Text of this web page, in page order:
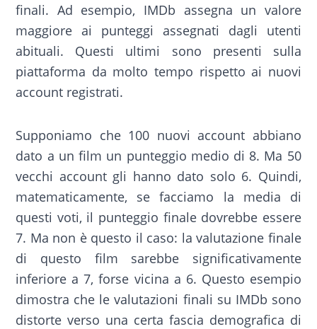
finali. Ad esempio, IMDb assegna un valore
maggiore ai punteggi assegnati dagli utenti
abituali. Questi ultimi sono presenti sulla
piattaforma da molto tempo rispetto ai nuovi
account registrati.
Supponiamo che 100 nuovi account abbiano
dato a un film un punteggio medio di 8. Ma 50
vecchi account gli hanno dato solo 6. Quindi,
matematicamente, se facciamo la media di
questi voti, il punteggio finale dovrebbe essere
7. Ma non è questo il caso: la valutazione finale
di questo film sarebbe significativamente
inferiore a 7, forse vicina a 6. Questo esempio
dimostra che le valutazioni finali su IMDb sono
distorte verso una certa fascia demografica di